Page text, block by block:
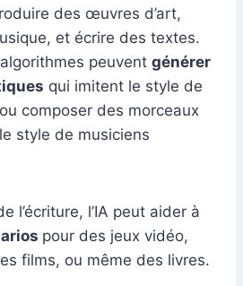
des œuvres d’art,
et écrire des textes.
peuvent générer
qui imitent le style de
composer des morceaux
style de musiciens
l’écriture, l’IA peut aider à
pour des jeux vidéo,
films, ou même des livres.